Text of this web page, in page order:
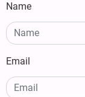
Name
Email